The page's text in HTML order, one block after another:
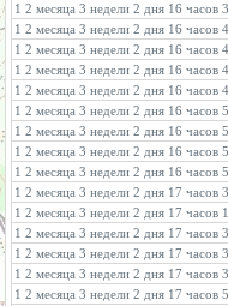
1 2 месяца 3 недели 2 дня 16 часов
1 2 месяца 3 недели 2 дня 16 часов
1 2 месяца 3 недели 2 дня 16 часов
1 2 месяца 3 недели 2 дня 16 часов
1 2 месяца 3 недели 2 дня 16 часов
1 2 месяца 3 недели 2 дня 16 часов
1 2 месяца 3 недели 2 дня 16 часов
1 2 месяца 3 недели 2 дня 16 часов
1 2 месяца 3 недели 2 дня 16 часов
1 2 месяца 3 недели 2 дня 17 часов
1 2 месяца 3 недели 2 дня 17 часов
1 2 месяца 3 недели 2 дня 17 часов
1 2 месяца 3 недели 2 дня 17 часов
1 2 месяца 3 недели 2 дня 17 часов
1 2 месяца 3 недели 2 дня 17 часов